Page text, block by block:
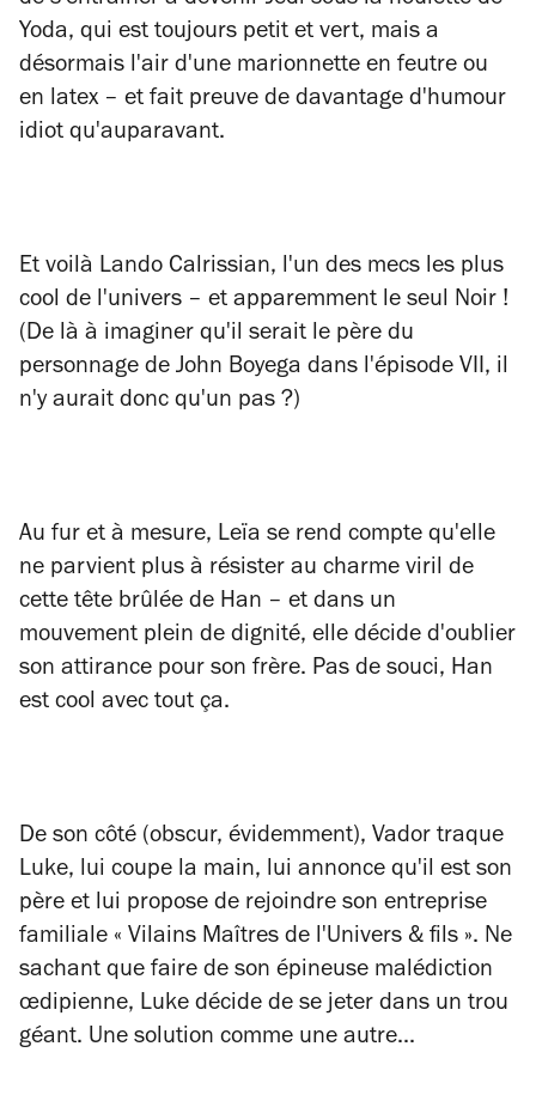
Yoda, qui est toujours petit et vert, mais a
désormais l'air d'une marionnette en feutre ou
en latex – et fait preuve de davantage d'humour
idiot qu'auparavant.
Et voilà Lando Calrissian, l'un des mecs les plus
cool de l'univers – et apparemment le seul Noir !
(De là à imaginer qu'il serait le père du
personnage de John Boyega dans l'épisode VII, il
n'y aurait donc qu'un pas ?)
Au fur et à mesure, Leïa se rend compte qu'elle
ne parvient plus à résister au charme viril de
cette tête brûlée de Han – et dans un
mouvement plein de dignité, elle décide d'oublier
son attirance pour son frère. Pas de souci, Han
est cool avec tout ça.
De son côté (obscur, évidemment), Vador traque
Luke, lui coupe la main, lui annonce qu'il est son
père et lui propose de rejoindre son entreprise
familiale « Vilains Maîtres de l'Univers & fils ». Ne
sachant que faire de son épineuse malédiction
œdipienne, Luke décide de se jeter dans un trou
géant. Une solution comme une autre...